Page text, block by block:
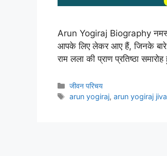
Arun Yogiraj Biography
आपके लिए लेकर आए हैं, जिनके बारे
राम लला की प्राण प्रतिष्ठा
Categories
जीवन परिचय
Tags
arun yogiraj,arun yogiraj